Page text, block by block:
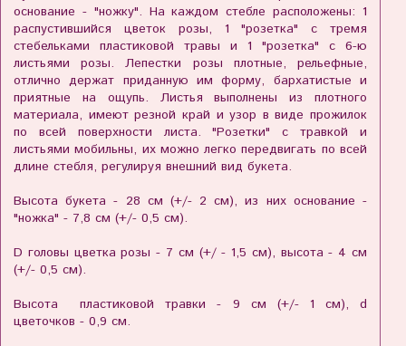
основание - "ножку". На каждом стебле расположены: 1
распустившийся цветок розы, 1 "розетка" с тремя
стебельками пластиковой травы и 1 "розетка" с 6-ю
листьями розы. Лепестки розы плотные, рельефные,
отлично держат приданную им форму, бархатистые и
приятные на ощупь. Листья выполнены из плотного
материала, имеют резной край и узор в виде прожилок
по всей поверхности листа. "Розетки" с травкой и
листьями мобильны, их можно легко передвигать по всей
длине стебля, регулируя внешний вид букета.
Высота букета - 28 см (+/- 2 см), из них основание -
"ножка" - 7,8 см (+/- 0,5 см).
D головы цветка розы - 7 см (+/ - 1,5 см), высота - 4 см
(+/- 0,5 см).
Высота пластиковой травки - 9 см (+/- 1 см), d
цветочков - 0,9 см.